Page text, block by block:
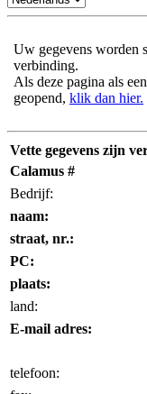
Uw gegevens worden
verbinding.
Als deze pagina als
geopend, klik dan hier.
Vette gegevens zijn
Calamus #
Bedrijf:
naam:
straat, nr.:
PC:
plaats:
land:
E-mail adres:
telefoon: